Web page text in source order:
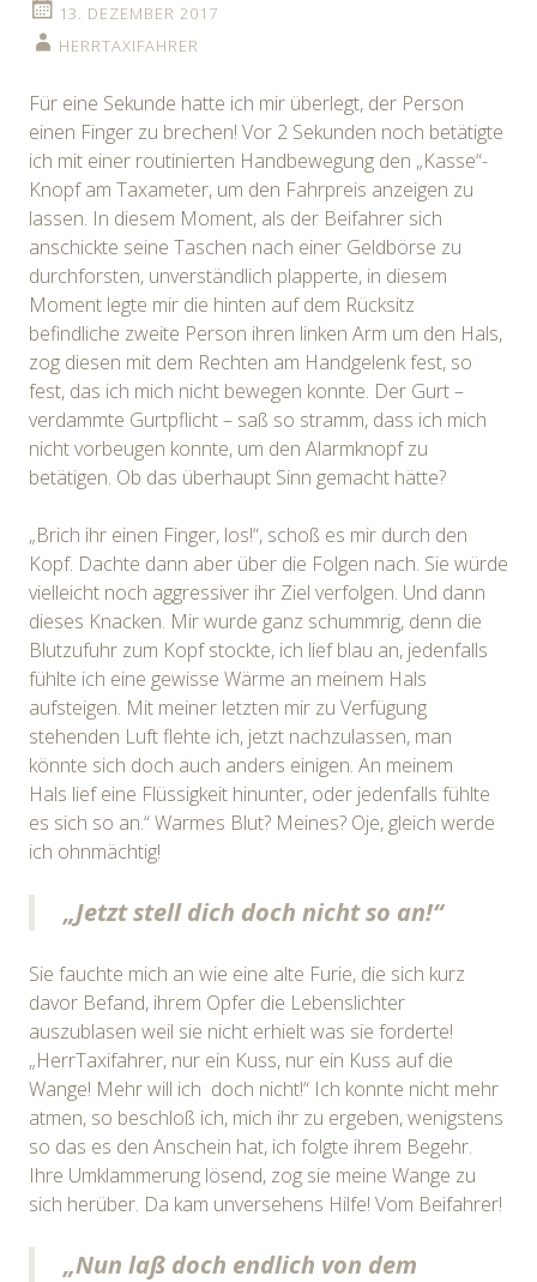
13. DEZEMBER 2017
HERRTAXIFAHRER
Für eine Sekunde hatte ich mir überlegt, der Person
einen Finger zu brechen! Vor 2 Sekunden noch betätigte
ich mit einer routinierten Handbewegung den „Kasse“-
Knopf am Taxameter, um den Fahrpreis anzeigen zu
lassen. In diesem Moment, als der Beifahrer sich
anschickte seine Taschen nach einer Geldbörse zu
durchforsten, unverständlich plapperte, in diesem
Moment legte mir die hinten auf dem Rücksitz
befindliche zweite Person ihren linken Arm um den Hals,
zog diesen mit dem Rechten am Handgelenk fest, so
fest, das ich mich nicht bewegen konnte. Der Gurt –
verdammte Gurtpflicht – saß so stramm, dass ich mich
nicht vorbeugen konnte, um den Alarmknopf zu
betätigen. Ob das überhaupt Sinn gemacht hätte?
„Brich ihr einen Finger, los!“, schoß es mir durch den
Kopf. Dachte dann aber über die Folgen nach. Sie würde
vielleicht noch aggressiver ihr Ziel verfolgen. Und dann
dieses Knacken. Mir wurde ganz schummrig, denn die
Blutzufuhr zum Kopf stockte, ich lief blau an, jedenfalls
fühlte ich eine gewisse Wärme an meinem Hals
aufsteigen. Mit meiner letzten mir zu Verfügung
stehenden Luft flehte ich, jetzt nachzulassen, man
könnte sich doch auch anders einigen. An meinem
Hals lief eine Flüssigkeit hinunter, oder jedenfalls fühlte
es sich so an.“ Warmes Blut? Meines? Oje, gleich werde
ich ohnmächtig!
„Jetzt stell dich doch nicht so an!“
Sie fauchte mich an wie eine alte Furie, die sich kurz
davor Befand, ihrem Opfer die Lebenslichter
auszublasen weil sie nicht erhielt was sie forderte!
„HerrTaxifahrer, nur ein Kuss, nur ein Kuss auf die
Wange! Mehr will ich doch nicht!“ Ich konnte nicht mehr
atmen, so beschloß ich, mich ihr zu ergeben, wenigstens
so das es den Anschein hat, ich folgte ihrem Begehr.
Ihre Umklammerung lösend, zog sie meine Wange zu
sich herüber. Da kam unversehens Hilfe! Vom Beifahrer!
„Nun laß doch endlich von dem